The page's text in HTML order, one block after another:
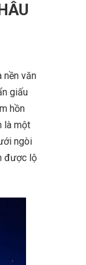
nền văn
giấu
hồn
là một
ngòi
được lộ